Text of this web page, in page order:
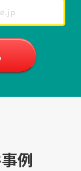
例
問合せ
東京都
種] その他 [会社
務所で、人がや
保険労務士